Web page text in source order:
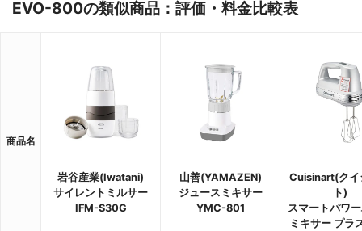
EVO-800の類似商品：評価・料金比較表
商品名
岩谷産業(Iwatani)
サイレントミルサー
IFM-S30G
山善(YAMAZEN)
ジュースミキサー
YMC-801
Cuisinart(クイ
ト)
スマートパワ
ミキサー プラ